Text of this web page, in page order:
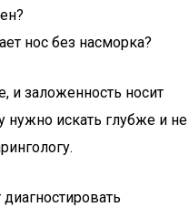
нос без насморка?
и заложенность носит
нужно искать глубже и не